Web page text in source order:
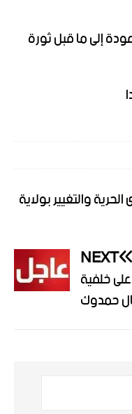
إلى ما قبل ثورة
والتغيير بولاية
NEXT
خلفية
حمدوك